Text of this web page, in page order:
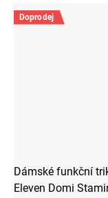
Doprodej
Dámské funkční
Eleven Domi